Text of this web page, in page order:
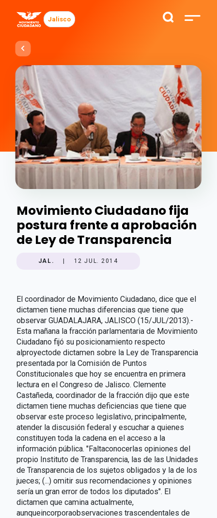
Jalisco
Movimiento Ciudadano fija
postura frente a aprobación
de Ley de Transparencia
JAL. 12 JUL. 2014
El coordinador de Movimiento Ciudadano, dice que el
dictamen tiene muchas diferencias que tiene que
observar GUADALAJARA, JALISCO (15/JUL/2013).-
Esta mañana la fracción parlamentaria de Movimiento
Ciudadano fijó su posicionamiento respecto
alproyectode dictamen sobre la Ley de Transparencia
presentada por la Comisión de Puntos
Constitucionales que hoy se encuentra en primera
lectura en el Congreso de Jalisco. Clemente
Castañeda, coordinador de la fracción dijo que este
dictamen tiene muchas deficiencias que tiene que
observar este proceso legislativo, principalmente,
atender la discusión federal y escuchar a quienes
constituyen toda la cadena en el acceso a la
información pública. "Faltaconocerlas opiniones del
propio Instituto de Transparencia, las de las Unidades
de Transparencia de los sujetos obligados y la de los
jueces; (...) omitir sus recomendaciones y opiniones
sería un gran error de todos los diputados". El
dictamen que camina actualmente,
aunqueincorporaobservaciones trascendentales de